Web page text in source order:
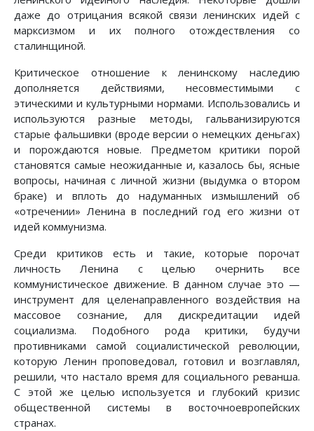
даже до отрицания всякой связи ленинских идей с
марксизмом и их полного отождествления со
сталинщиной.
Критическое отношение к ленинскому наследию
дополняется действиями, несовместимыми с
этическими и культурными нормами. Использовались и
используются разные методы, гальванизируются
старые фальшивки (вроде версии о немецких деньгах)
и порождаются новые. Предметом критики порой
становятся самые неожиданные и, казалось бы, ясные
вопросы, начиная с личной жизни (выдумка о втором
браке) и вплоть до надуманных измышлений об
«отречении» Ленина в последний год его жизни от
идей коммунизма.
Среди критиков есть и такие, которые порочат
личность Ленина с целью очернить все
коммунистическое движение. В данном случае это —
инструмент для целенаправленного воздействия на
массовое сознание, для дискредитации идей
социализма. Подобного рода критики, будучи
противниками самой социалистической революции,
которую Ленин проповедовал, готовил и возглавлял,
решили, что настало время для социального реванша.
С этой же целью используется и глубокий кризис
общественной системы в восточноевропейских
странах.